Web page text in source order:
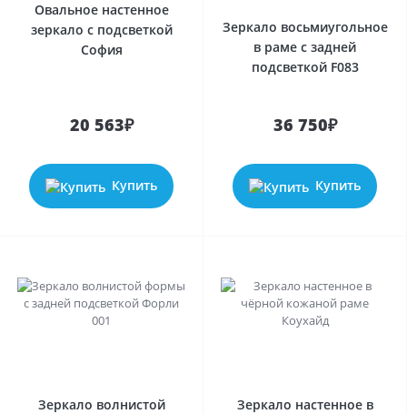
Овальное настенное
зеркало с подсветкой
София
20 563₽
Купить
Зеркало восьмиугольное
в раме с задней
подсветкой F083
36 750₽
Купить
Зеркало волнистой
Зеркало настенное в